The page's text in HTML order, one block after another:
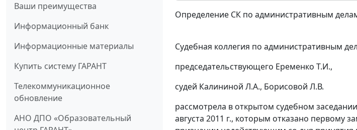
Ваши преимущества
Информационный банк
Информационные материалы
Купить систему ГАРАНТ
Телекоммуникационное
обновление
АНО ДПО «Образовательный
Определение СК по административным
Судебная коллегия по административным
председательствующего Еременко Т.И.,
судей Калининой Л.A., Борисовой Л.В.
рассмотрела в открытом судебном
августа 2011 г., которым отказано первому